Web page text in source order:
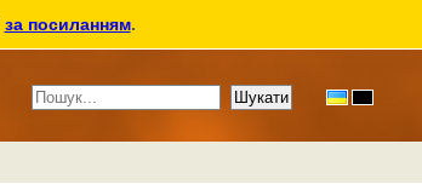
за посиланням.